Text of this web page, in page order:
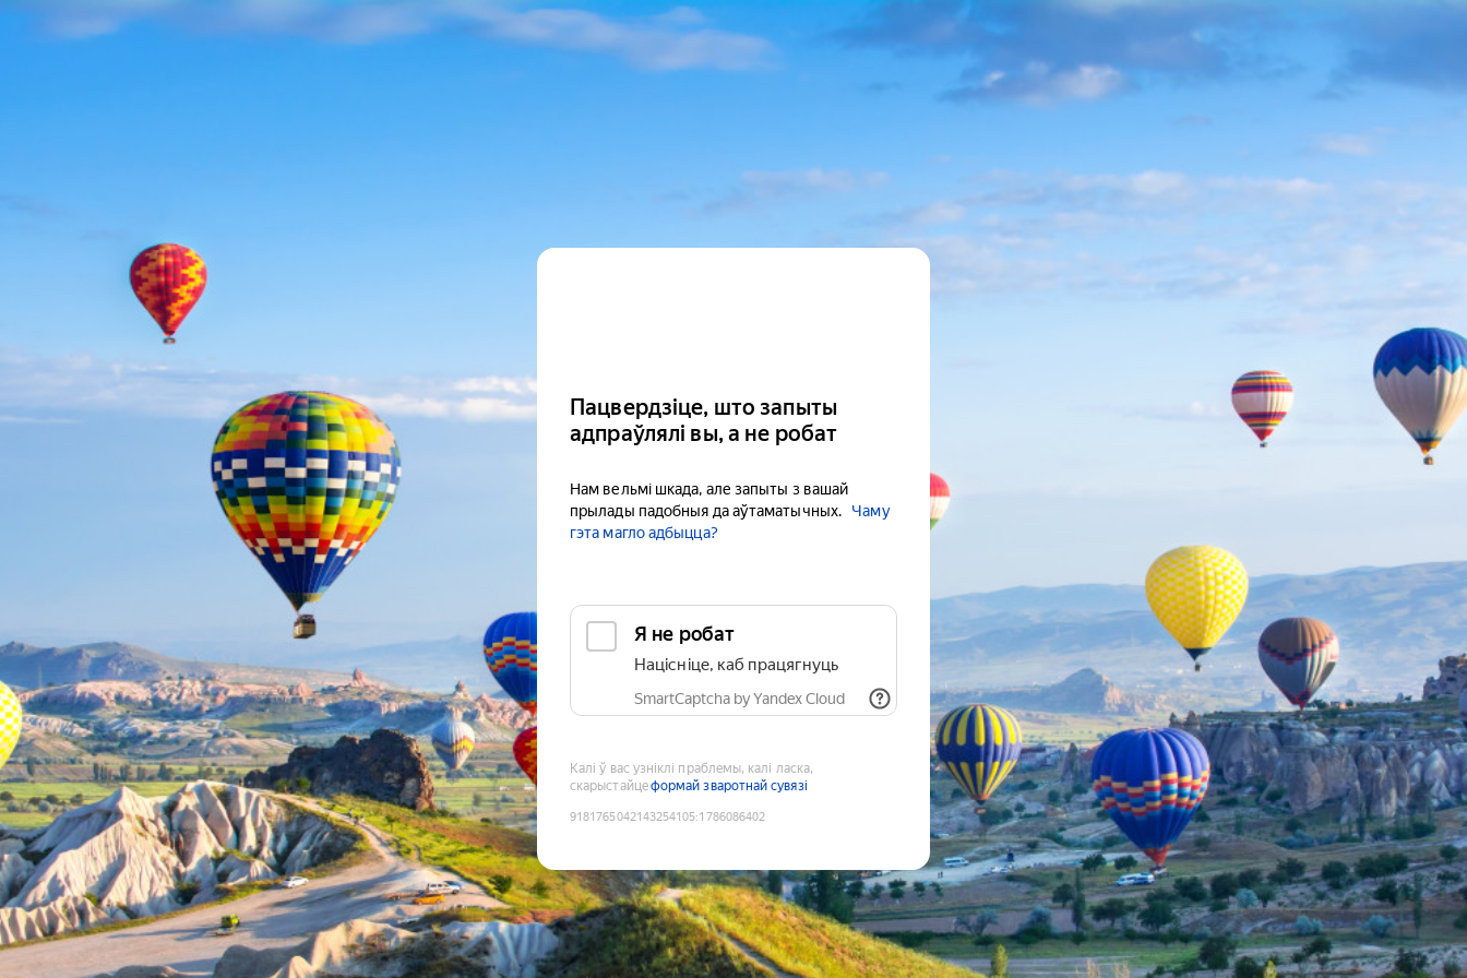
Пацвердзіце, што запыты
адпраўлялі вы, а не робат
Нам вельмі шкада, але запыты з вашай
прылады падобныя да аўтаматычных.
Чаму
гэта магло адбыцца?
Я не робат
Націсніце, каб працягнуць
SmartCaptcha by Yandex Cloud
Калі ў вас узніклі праблемы, калі ласка,
скарыстайцеформай зваротнай сувязі
9181765042143254105:1786086402